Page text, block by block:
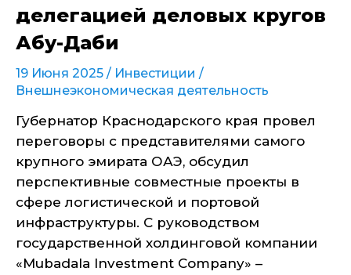
делегацией деловых кругов
Абу-Даби
19 Июня 2025 / Инвестиции /
Внешнеэкономическая деятельность
Губернатор Краснодарского края провел
переговоры с представителями самого
крупного эмирата ОАЭ, обсудил
перспективные совместные проекты в
сфере логистической и портовой
инфраструктуры. С руководством
государственной холдинговой компании
«Mubadala Investment Company» –